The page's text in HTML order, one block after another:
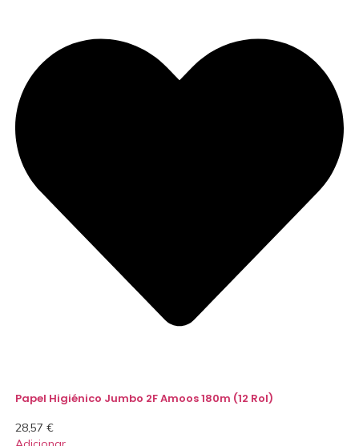
Papel Higiénico Jumbo 2F Amoos 180m (12 Rol)
28,57 €